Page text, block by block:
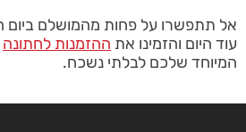
אל תתפשרו על פחות מהמושלם ביום
עוד היום והזמינו את ההזמנות לחתונה
המיוחד שלכם לבלתי נשכח.